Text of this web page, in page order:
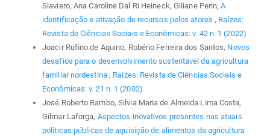
Slaviero, Ana Caroline Dal Ri Heineck, Giliane Perin,A
identificação e ativação de recursos pelos atores , Raízes:
Revista de Ciências Sociais e Econômicas: v. 42 n. 1 (2022)
Joacir Rufino de Aquino, Robério Ferreira dos Santos, Novos
desafios para o desenvolvimento sustentável da agricultura
familiar nordestina , Raízes: Revista de Ciências Sociais e
Econômicas: v. 21 n. 1 (2002)
José Roberto Rambo, Silvia Maria de Almeida Lima Costa,
Gilmar Laforga, Aspectos inovativos presentes nas atuais
políticas públicas de aquisição de alimentos da agricultura